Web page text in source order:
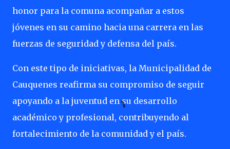
honor para la comuna acompañar a estos
jóvenes en su camino hacia una carrera en las
fuerzas de seguridad y defensa del país.
Con este tipo de iniciativas, la Municipalidad de
Cauquenes reafirma su compromiso de seguir
apoyando a la juventud en su desarrollo
académico y profesional, contribuyendo al
fortalecimiento de la comunidad y el país.